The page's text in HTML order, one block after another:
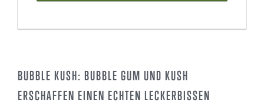
BUBBLE KUSH: BUBBLE GUM UND KUSH
ERSCHAFFEN EINEN ECHTEN LECKERBISSEN